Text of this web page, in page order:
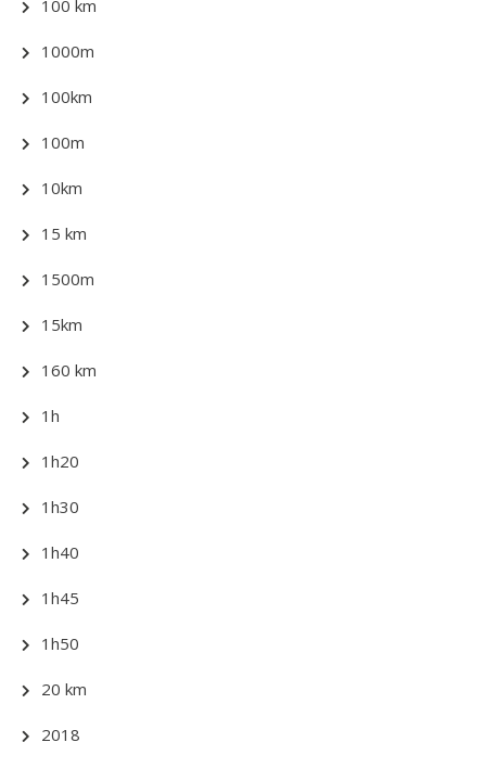
100 km
1000m
100km
100m
10km
15 km
1500m
15km
160 km
1h
1h20
1h30
1h40
1h45
1h50
20 km
2018